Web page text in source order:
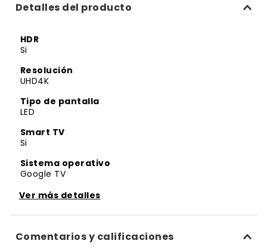
Detalles del producto
HDR
Si
Resolución
UHD4K
Tipo de pantalla
LED
Smart TV
Si
Sistema operativo
Google TV
Wifi
Si
Ver más detalles
Comentarios y calificaciones